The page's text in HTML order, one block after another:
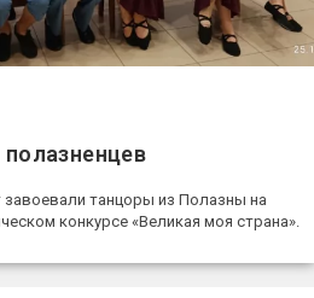
завоевали танцоры из Полазны на
конкурсе «Великая моя страна».